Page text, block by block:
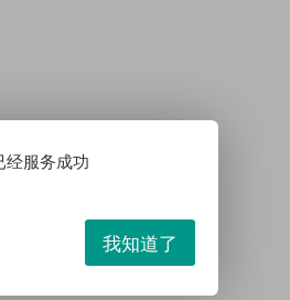
经服务成功
我知道了